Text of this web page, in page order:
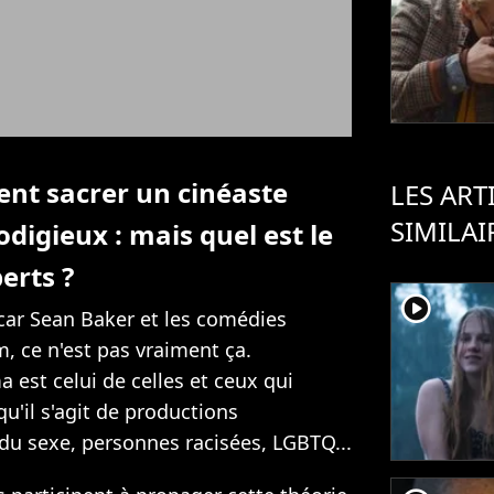
sacrer un cinéaste
: mais quel est le
?
Sean Baker et les comédies
ce n'est pas vraiment ça.
est celui de celles et ceux qui
s'agit de productions
sexe, personnes racisées, LGBTQ...
LES
player2